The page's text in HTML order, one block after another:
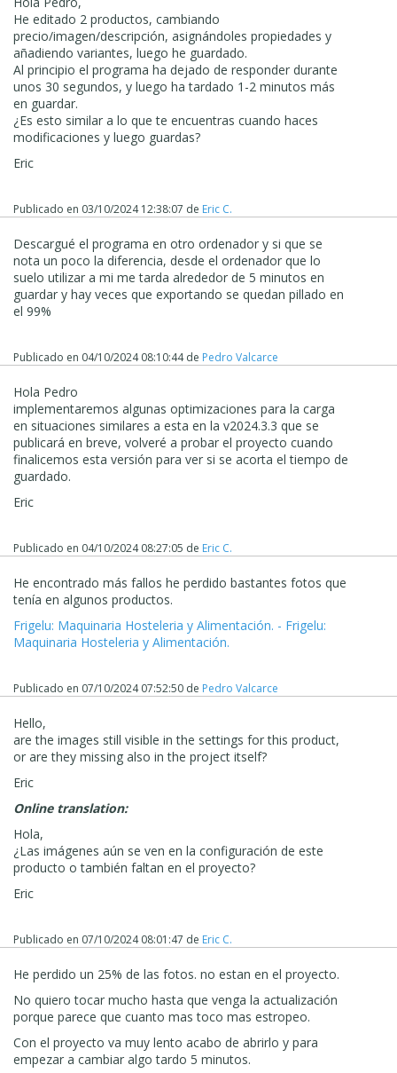
He editado 2 productos, cambiando
precio/imagen/descripción, asignándoles propiedades y
añadiendo variantes, luego he guardado.
Al principio el programa ha dejado de responder durante
unos 30 segundos, y luego ha tardado 1-2 minutos más
en guardar.
¿Es esto similar a lo que te encuentras cuando haces
modificaciones y luego guardas?
Eric
Publicado en 03/10/2024 12:38:07 de Eric C.
Descargué el programa en otro ordenador y si que se
nota un poco la diferencia, desde el ordenador que lo
suelo utilizar a mi me tarda alrededor de 5 minutos en
guardar y hay veces que exportando se quedan pillado en
el 99%
Publicado en 04/10/2024 08:10:44de Pedro Valcarce
Hola Pedro
implementaremos algunas optimizaciones para la carga
en situaciones similares a esta en la v2024.3.3 que se
publicará en breve, volveré a probar el proyecto cuando
finalicemos esta versión para ver si se acorta el tiempo de
guardado.
Eric
Publicado en 04/10/2024 08:27:05 de Eric C.
He encontrado más fallos he perdido bastantes fotos que
tenía en algunos productos.
Frigelu: Maquinaria Hosteleria y Alimentación. - Frigelu:
Maquinaria Hosteleria y Alimentación.
Publicado en 07/10/2024 07:52:50 de Pedro Valcarce
Hello,
are the images still visible in the settings for this product,
or are they missing also in the project itself?
Eric
Online translation:
Hola,
¿Las imágenes aún se ven en la configuración de este
producto o también faltan en el proyecto?
Eric
Publicado en 07/10/2024 08:01:47 de Eric C.
He perdido un 25% de las fotos. no estan en el proyecto.
No quiero tocar mucho hasta que venga la actualización
porque parece que cuanto mas toco mas estropeo.
Con el proyecto va muy lento acabo de abrirlo y para
empezar a cambiar algo tardo 5 minutos.